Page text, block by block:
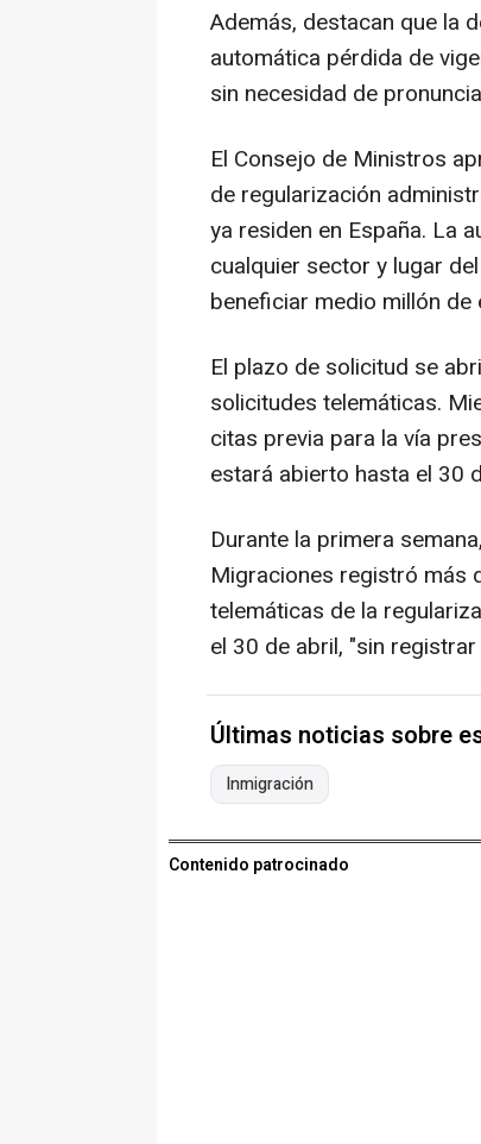
Además, destacan que la
automática pérdida de
sin necesidad de
El Consejo de Ministros
de regularización
ya residen en España. La
cualquier sector y lugar
beneficiar medio millón de
El plazo de solicitud se
solicitudes telemáticas.
citas previa para la vía
estará abierto hasta el 30
Durante la primera
Migraciones registró más
telemáticas de la
el 30 de abril, "sin
Últimas noticias sobre
Inmigración
Contenido patrocinado